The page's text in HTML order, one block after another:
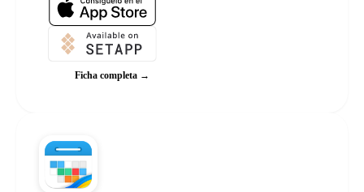
Ficha completa →